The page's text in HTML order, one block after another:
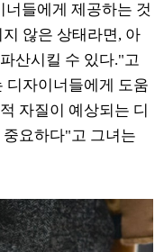
들에게 제공하는 것
않은 상태라면, 아
산시킬 수 있다."고
디자이너들에게 도움
자질이 예상되는 디
요하다"고 그녀는